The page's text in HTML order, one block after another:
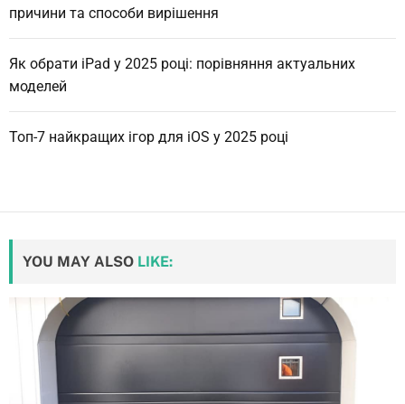
причини та способи вирішення
Як обрати iPad у 2025 році: порівняння актуальних
моделей
Топ-7 найкращих ігор для iOS у 2025 році
YOU MAY ALSO LIKE: